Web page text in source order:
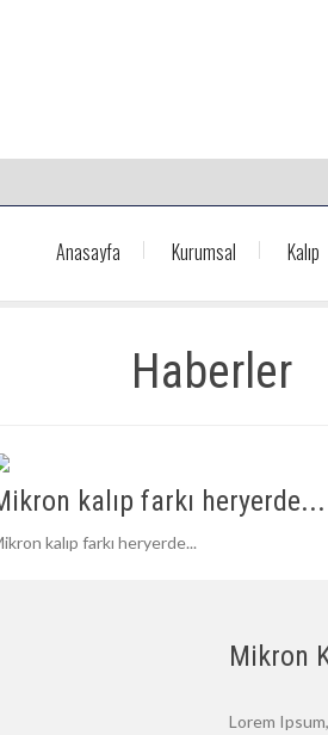
Anasayfa Kurumsal Kalıp
Haberler
kalıp farkı heryerde...
kalıp farkı heryerde...
Mikron
Lorem